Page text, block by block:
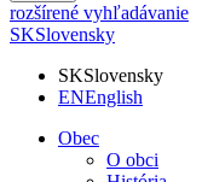
rozšírené vyhľadávanie
SKSlovensky
SKSlovensky
ENEnglish
Obec
O obci